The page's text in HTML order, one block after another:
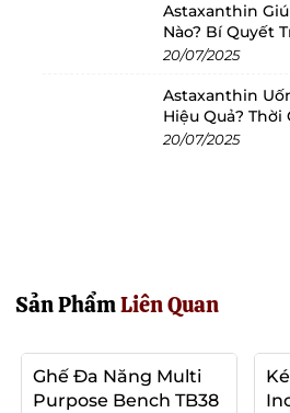
Astaxanthin
Nào? Bí Quyết
Bào
20/07/2025
Astaxanthin
Hiệu Quả? Thời
Cách Dùng Tối
20/07/2025
Sản PhẩmLiên Quan
Ghế Đa Năng Multi
Purpose Bench TB38